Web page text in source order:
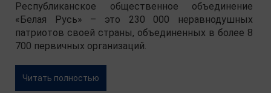
Республиканское общественное объединение
«Белая Русь» – это 230 000 неравнодушных
патриотов своей страны, объединенных в более 8
700 первичных организаций.
Читать полностью